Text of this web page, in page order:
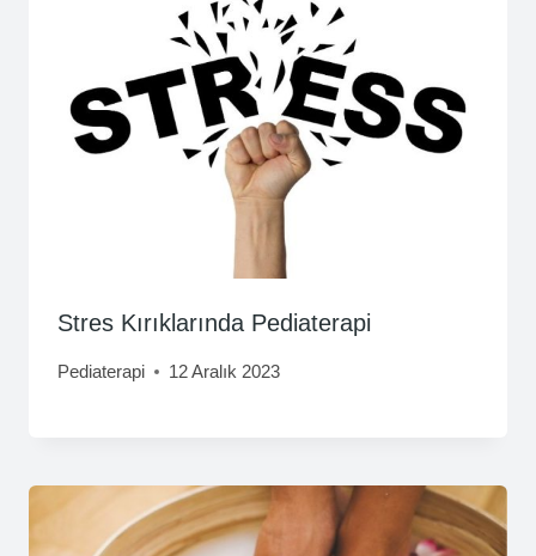
Stres Kırıklarında Pediaterapi
Pediaterapi 12 Aralık 2023